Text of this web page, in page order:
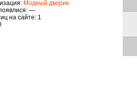
Модный дворик
—
на сайте: 1